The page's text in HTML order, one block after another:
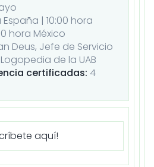
España | 10:00 hora
hora México
Deus, Jefe de Servicio
de la UAB
certificadas: 4
aquí!